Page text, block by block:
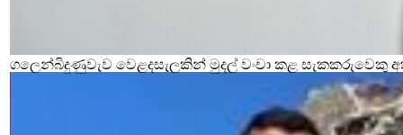
ගලෙන්බිදුණුවැව වෙළදසැලකින් මුදල් වංචා කළ සැකකරුවෙකු